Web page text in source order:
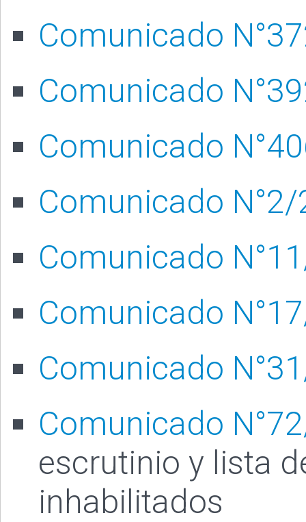
Comunicado
Comunicado
Comunicado
Comunicado
Comunicado
Comunicado
Comunicado
Comunicado
escrutinio y lista
inhabilitados